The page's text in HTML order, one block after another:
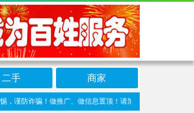
二手 商家
防诈骗！做推广、做信息置顶！请加太原生活网客服微信：